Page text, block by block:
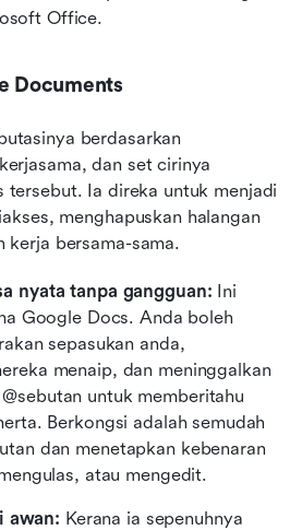
Office.
Documents
berdasarkan
dan set cirinya
tersebut. Ia direka untuk menjadi
menghapuskan halangan
kerja bersama-sama.
nyata tanpa gangguan: Ini
Google Docs. Anda boleh
sepasukan anda,
menaip, dan meninggalkan
untuk memberitahu
Berkongsi adalah semudah
dan menetapkan kebenaran
atau mengedit.
awan: Kerana ia sepenuhnya